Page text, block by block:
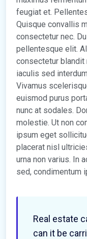
feugiat et.
Quisque convallis
consectetur nec.
pellentesque elit.
consectetur blandit
iaculis sed
Vivamus
euismod purus
nunc at sodales.
molestie. Ut non
ipsum eget
placerat nisl
urna non varius. In
sed, condimentum
Real estate
can it be